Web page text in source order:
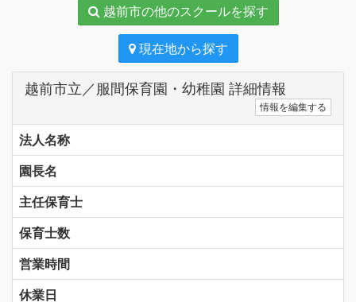
越前市の他のスクールを探す
現在地から探す
越前市立／服間保育園・幼稚園 詳細情報
情報を編集する
法人名称
園長名
主任保育士
保育士数
営業時間
休業日